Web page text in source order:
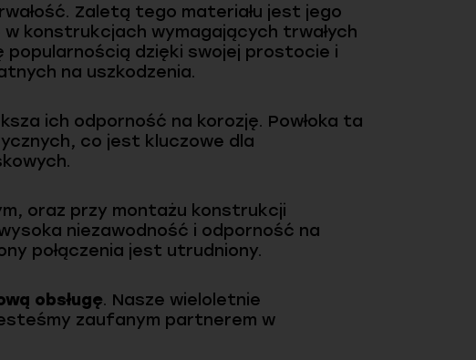
Zaletą tego materiału jest jego
konstrukcjach wymagających trwałych
popularnością dzięki swojej prostocie i
na uszkodzenia.
ich odporność na korozję. Powłoka ta
co jest kluczowe dla
oraz przy montażu konstrukcji
niezawodność i odporność na
połączenia jest utrudniony.
obsługę. Nasze wieloletnie
zaufanym partnerem w